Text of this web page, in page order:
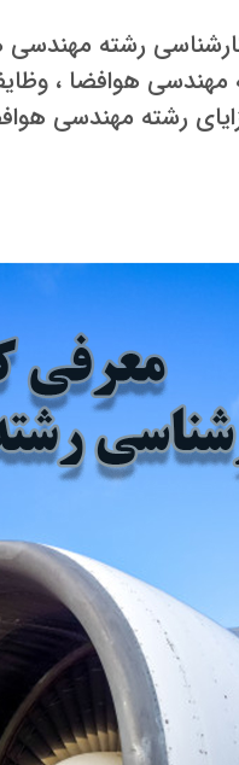
رشته مهندسی
مهندسی هوافضا ،
رشته مهندسی